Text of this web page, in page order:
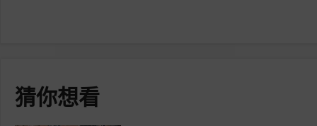
猜你想看